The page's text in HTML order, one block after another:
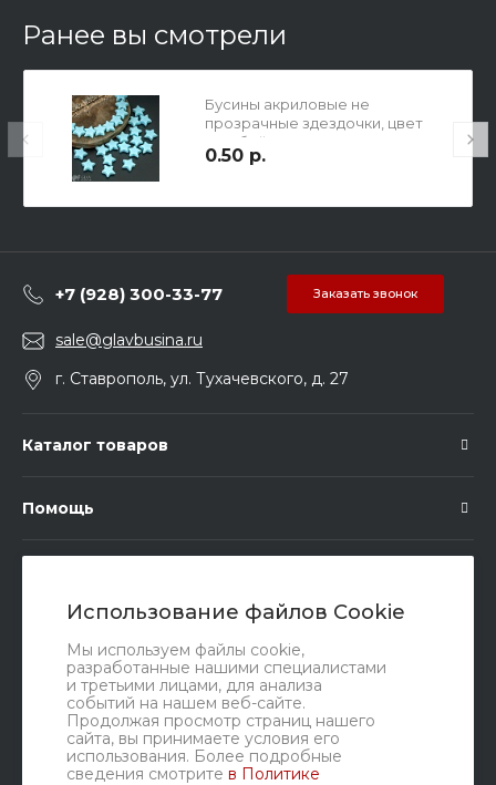
Использование файлов Cookie
Мы используем файлы cookie,
разработанные нашими специалистами
и третьими лицами, для анализа
событий на нашем веб-сайте.
Продолжая просмотр страниц нашего
сайта, вы принимаете условия его
использования. Более подробные
сведения смотрите в Политике
Ранее вы смотрели
Бусины акриловые не
прозрачные здездочки, цвет
голубой , 11х11х4мм, отв. 1,5мм.
0.50 р.
+7 (928) 300-33-77 Заказать звонок
sale@glavbusina.ru
г. Ставрополь, ул. Тухачевского, д. 27
Каталог товаров
Помощь